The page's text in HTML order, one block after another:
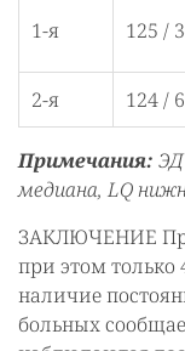
1-я 125 /
2-я 124 /
Примечания:
медиана, LQ
ЗАКЛЮЧЕНИЕ При
при этом только
наличие
больных